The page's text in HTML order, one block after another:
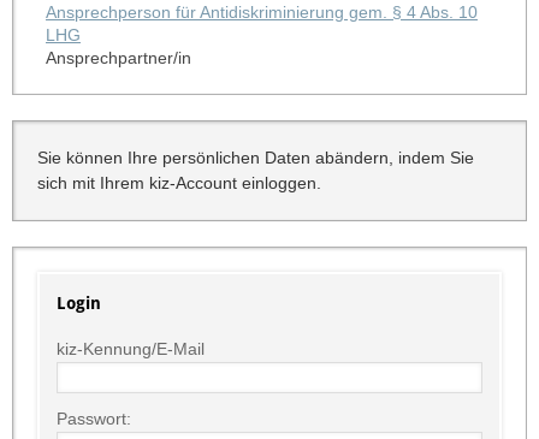
Ansprechperson für Antidiskriminierung gem. § 4 Abs. 10
LHG
Ansprechpartner/in
Sie können Ihre persönlichen Daten abändern, indem Sie
sich mit Ihrem kiz-Account einloggen.
Login
kiz-Kennung/E-Mail
Passwort: